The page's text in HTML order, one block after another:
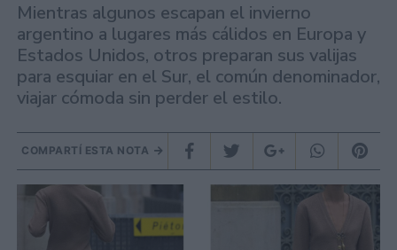
Mientras algunos escapan el invierno
argentino a lugares más cálidos en Europa y
Estados Unidos, otros preparan sus valijas
para esquiar en el Sur, el común denominador,
viajar cómoda sin perder el estilo.
COMPARTÍ ESTA NOTA